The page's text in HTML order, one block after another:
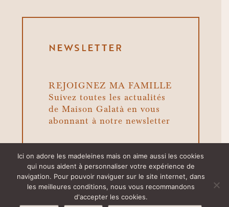
NEWSLETTER
REJOIGNEZ MA FAMILLE
Suivez toutes les actualités
de Maison Galatà en vous
abonnant à notre newsletter
Ici on adore les madeleines mais on aime aussi les cookies
qui nous aident à personnaliser votre expérience de
navigation. Pour pouvoir naviguer sur le site internet, dans
les meilleures conditions, nous vous recommandons
d'accepter les cookies.